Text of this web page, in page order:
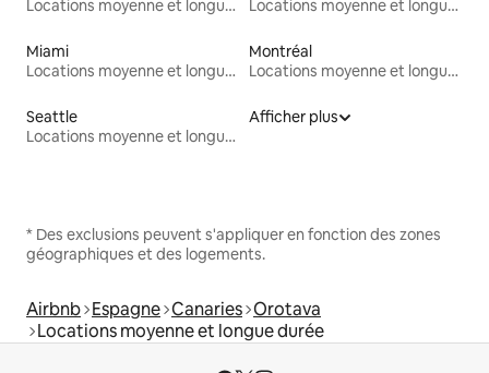
Locations moyenne et longue durée Locations moyenne et longue durée
Miami
Locations moyenne et longue durée
Montréal
Locations moyenne et longue durée
Seattle
Locations moyenne et longue durée
Afficher plus
* Des exclusions peuvent s'appliquer en fonction des zones
géographiques et des logements.
Airbnb Espagne Canaries Orotava
Locations moyenne et longue durée